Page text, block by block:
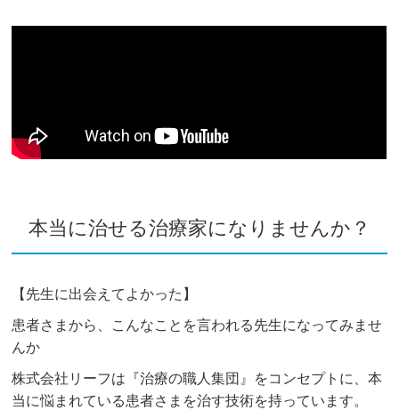
本当に治せる治療家になりませんか？
【先生に出会えてよかった】
患者さまから、こんなことを言われる先生になってみませ
んか
株式会社リーフは『治療の職人集団』をコンセプトに、本
当に悩まれている患者さまを治す技術を持っています。